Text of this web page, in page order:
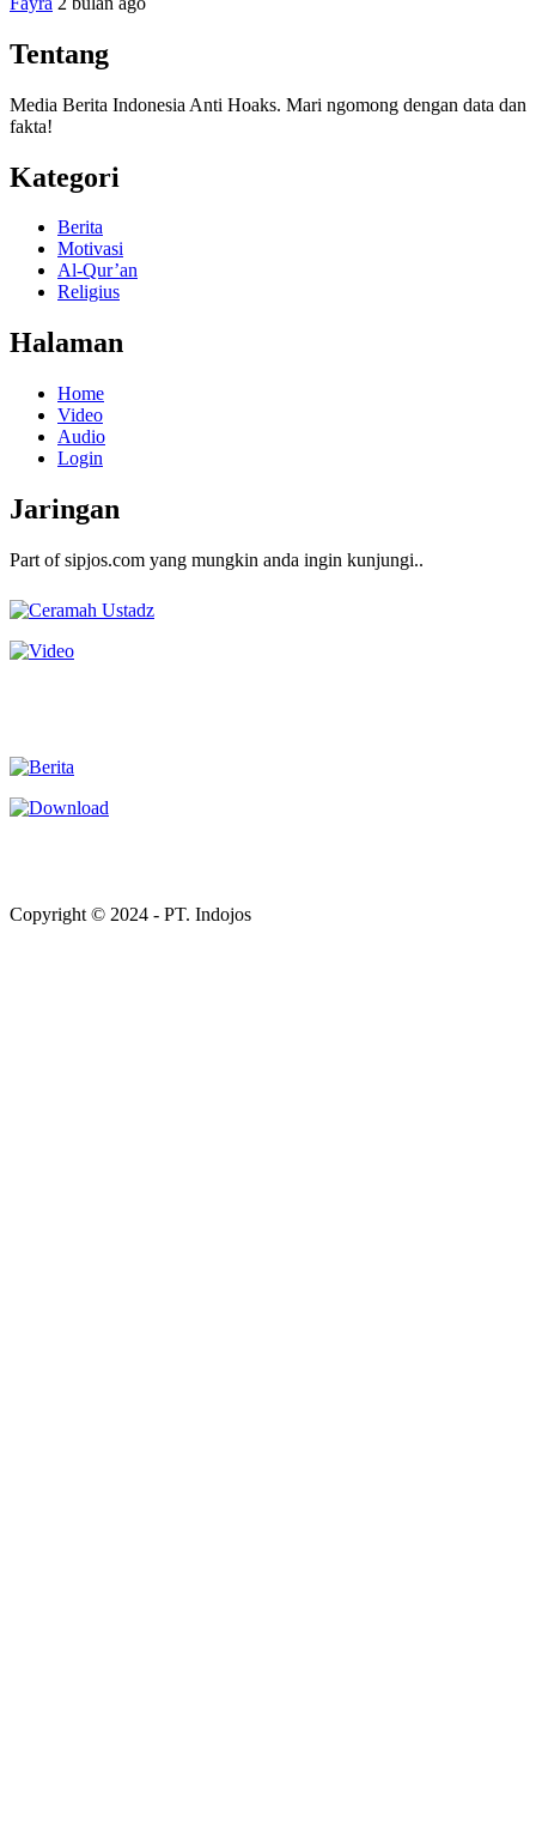
Tentang
Media Berita Indonesia Anti Hoaks. Mari ngomong dengan data dan
fakta!
Kategori
Berita
Motivasi
Al-Qur’an
Religius
Halaman
Home
Video
Audio
Login
Jaringan
Part of sipjos.com yang mungkin anda ingin kunjungi..
Copyright © 2024 - PT. Indojos